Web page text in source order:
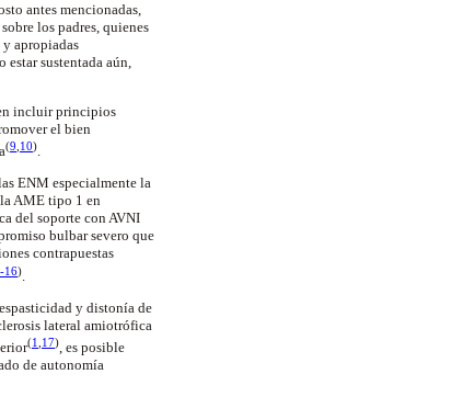
antes mencionadas,
los padres, quienes
apropiadas
estar sustentada aún,
incluir principios
el bien
(9 10)
ENM especialmente la
AME tipo 1 en
del soporte con AVNI
bulbar severo que
contrapuestas
16).
y distonía de
lateral amiotrófica
(1 17) , es posible
de autonomía